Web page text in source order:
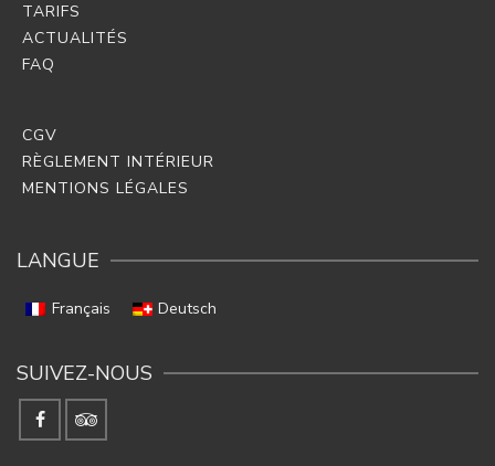
TARIFS
ACTUALITÉS
FAQ
CGV
RÈGLEMENT INTÉRIEUR
MENTIONS LÉGALES
LANGUE
Français Deutsch
SUIVEZ-NOUS